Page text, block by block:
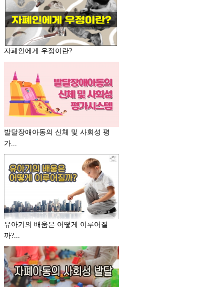
자폐인에게 우정이란?
발달장애아동의 신체 및 사회성 평
가...
유아기의 배움은 어떻게 이루어질
까?...